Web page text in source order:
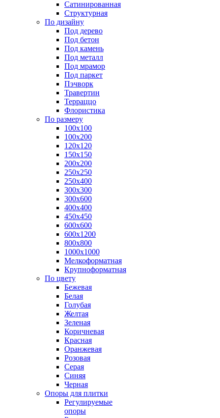
Сатинированная
Структурная
По дизайну
Под дерево
Под бетон
Под камень
Под металл
Под мрамор
Под паркет
Пэчворк
Травертин
Терраццо
Флористика
По размеру
100х100
100х200
120х120
150х150
200х200
250х250
250х400
300х300
300х600
400х400
450х450
600х600
600х1200
800х800
1000х1000
Мелкоформатная
Крупноформатная
По цвету
Бежевая
Белая
Голубая
Желтая
Зеленая
Коричневая
Красная
Оранжевая
Розовая
Серая
Синяя
Черная
Опоры для плитки
Регулируемые
опоры